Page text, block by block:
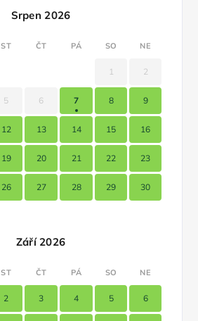
Srpen 2026
ST ČT PÁ SO NE
1 2
5 6 7 8 9
12 13 14 15 16
19 20 21 22 23
26 27 28 29 30
Září 2026
ST ČT PÁ SO NE
2 3 4 5 6